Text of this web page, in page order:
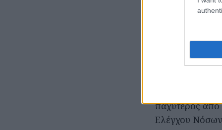
Συγκεκριμένα,
παχύτερος από
Ελέγχου Νόσων